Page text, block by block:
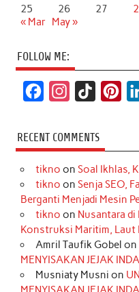
25
26 27
« Mar May »
FOLLOW ME:
c
e
b
o
k
s
t
a
r
a
m
k
T
o
k
t
e
e
s
t
RECENT COMMENTS
tikno on Soal Ikhlas,
tikno on Senja SEO,
Berganti Menjadi Mesin
tikno on Nusantara
Konstruksi Maritim, Laut
Amril Taufik Gobel on
MENYISAKAN JEJAK
Musniaty Musni on